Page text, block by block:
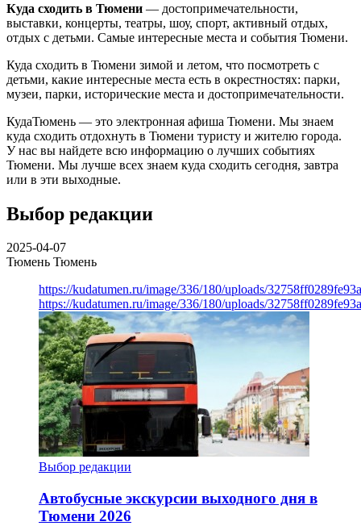
Куда сходить в Тюмени — достопримечательности,
выставки, концерты, театры, шоу, спорт, активный отдых,
отдых с детьми. Самые интересные места и события Тюмени.
Куда сходить в Тюмени зимой и летом, что посмотреть с
детьми, какие интересные места есть в окрестностях: парки,
музеи, парки, исторические места и достопримечательности.
КудаТюмень — это электронная афиша Тюмени. Мы знаем
куда сходить отдохнуть в Тюмени туристу и жителю города.
У нас вы найдете всю информацию о лучших событиях
Тюмени. Мы лучше всех знаем куда сходить сегодня, завтра
или в эти выходные.
Выбор редакции
2025-04-07
Тюмень Тюмень
https://kudatumen.ru/image/336/180/uploads/
https://kudatumen.ru/image/336/180/uploads/
Выбор редакции
Автобусные экскурсии выходного дня в
Тюмени 2026